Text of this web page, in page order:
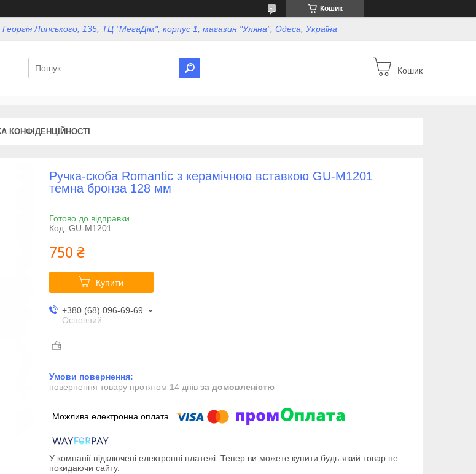
Кошик
Георгія Липського, 135, ТЦ "МегаДім", корпус 1, магазин "Уляна", Одеса, Україна
Кошик
КОНФІДЕНЦІЙНОСТІ
Ручка-скоба Romantic з керамічною вставкою GU-M1201
темна бронза 128 мм
Готово до відправки
Код: GU-M1201
750 ₴
Купити
+380 (68) 096-69-69
Основний
повернення товару протягом 14 днів за домовленістю
У компанії підключені електронні платежі. Тепер ви можете купити будь-який товар не
покидаючи сайту.